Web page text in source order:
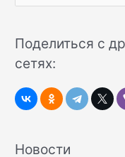
с
к
Поделиться с
сетях:
Новости